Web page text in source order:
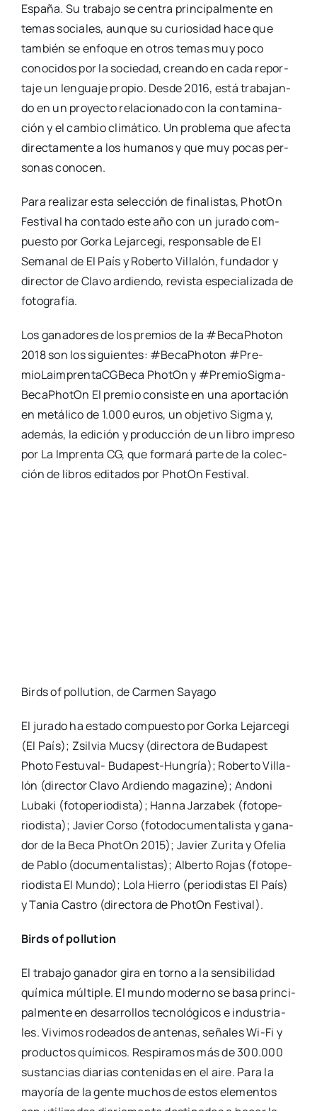
Espa­ña. Su tra­ba­jo se cen­tra prin­ci­pal­men­te en
temas socia­les, aun­que su curio­si­dad hace que
tam­bién se enfo­que en otros temas muy poco
cono­ci­dos por la socie­dad, crean­do en cada repor­
ta­je un len­gua­je pro­pio. Des­de 2016, está tra­ba­jan­
do en un pro­yec­to rela­cio­na­do con la con­ta­mi­na­
ción y el cam­bio cli­má­ti­co. Un pro­ble­ma que afec­ta
direc­ta­men­te a los huma­nos y que muy pocas per­
so­nas cono­cen.
Para rea­li­zar esta selec­ción de fina­lis­tas, Pho­tOn
Fes­ti­val ha con­ta­do este año con un jura­do com­
pues­to por Gor­ka Lejar­ce­gi, res­pon­sa­ble de El
Sema­nal de El País y Rober­to Villa­lón, fun­da­dor y
direc­tor de Cla­vo ardien­do, revis­ta espe­cia­li­za­da de
foto­gra­fía.
Los gana­do­res de los pre­mios de la #BecaPho­ton
2018 son los siguien­tes: #BecaPho­ton #Pre­
mioLaim­pren­taCG­Be­ca Pho­tOn y #Pre­mioSig­ma­
Be­caPho­tOn El pre­mio con­sis­te en una apor­ta­ción
en metá­li­co de 1.000 euros, un obje­ti­vo Sig­ma y,
ade­más, la edi­ción y pro­duc­ción de un libro impre­so
por La Impren­ta CG, que for­ma­rá par­te de la colec­
ción de libros edi­ta­dos por Pho­tOn Fes­ti­val.
Birds of pollu­tion, de Car­men Saya­go
El jura­do ha esta­do com­pues­to por Gor­ka Lejar­ce­gi
(El País); Zsil­via Mucsy (direc­to­ra de Buda­pest
Pho­to Fes­­tu­­val- Buda­­pest-Hun­­gría); Rober­to Villa­
lón (direc­tor Cla­vo Ardien­do maga­zi­ne); Ando­ni
Luba­ki (foto­pe­rio­dis­ta); Han­na Jar­za­bek (foto­pe­
rio­dis­ta); Javier Cor­so (foto­do­cu­men­ta­lis­ta y gana­
dor de la Beca Pho­tOn 2015); Javier Zuri­ta y Ofe­lia
de Pablo (docu­men­ta­lis­tas); Alber­to Rojas (foto­pe­
rio­dis­ta El Mun­do); Lola Hie­rro (perio­dis­tas El País)
y Tania Cas­tro (direc­to­ra de Pho­tOn Fes­ti­val).
Birds of pollu­tion
El tra­ba­jo gana­dor gira en torno a la sen­si­bi­li­dad
quí­mi­ca múl­ti­ple. El mun­do moderno se basa prin­ci­
pal­men­te en desa­rro­llos tec­no­ló­gi­cos e indus­tria­
les. Vivi­mos rodea­dos de ante­nas, seña­les Wi-Fi y
pro­duc­tos quí­mi­cos. Res­pi­ra­mos más de 300.000
sus­tan­cias dia­rias con­te­ni­das en el aire. Para la
mayo­ría de la gen­te muchos de estos ele­men­tos